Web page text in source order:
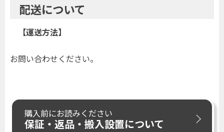
配送について
【運送方法】
お問い合わせください。
購入前にお読みください
保証・返品・搬入設置について